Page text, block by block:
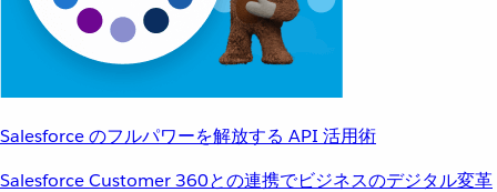
Salesforce のフルパワーを解放する API 活用術
Salesforce Customer 360との連携でビジネスのデジタル変革